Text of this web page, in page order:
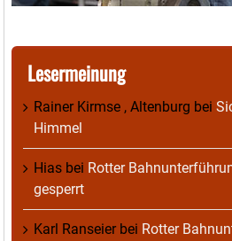
Lesermeinung
Rainer Kirmse , Altenburg bei
Himmel
Hias bei Rotter
gesperrt
Karl Ranseierbei Rotter